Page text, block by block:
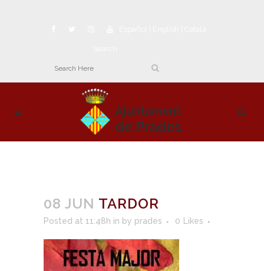
08 JUN TARDOR
Posted at 11:48h in by prades 0 Likes